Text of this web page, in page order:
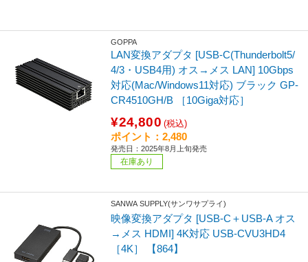
GOPPA
LAN変換アダプタ [USB-C(Thunderbolt5/
4/3・USB4用) オス→メス LAN] 10Gbps
対応(Mac/Windows11対応) ブラック GP-
CR4510GH/B ［10Giga対応］
¥24,800 (税込)
ポイント：2,480
発売日：2025年8月上旬発売
在庫あり
SANWA SUPPLY(サンワサプライ)
映像変換アダプタ [USB-C＋USB-A オス
→メス HDMI] 4K対応 USB-CVU3HD4
［4K］ 【864】